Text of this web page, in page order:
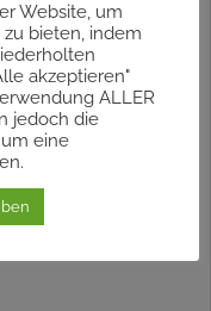
über die zauberhafte
Website, um
bieten, indem
akzeptieren"
ALLER
jedoch die
eine